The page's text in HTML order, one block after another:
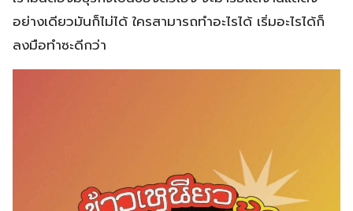
อย่างเดียวมันก็ไม่ได้ ใครสามารถทำอะไรได้ เริ่มอะไรได้ก็
ลงมือทำซะดีกว่า